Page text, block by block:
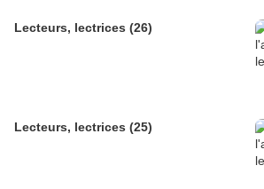
Lecteurs, lectrices (26)
Lecteurs, lectrices (25)